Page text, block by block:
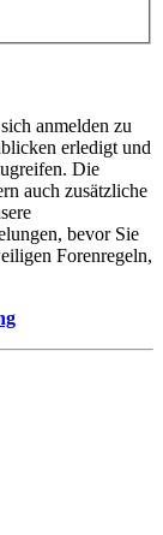
anmelden zu
erledigt und
Die
auch zusätzliche
bevor Sie
Forenregeln,